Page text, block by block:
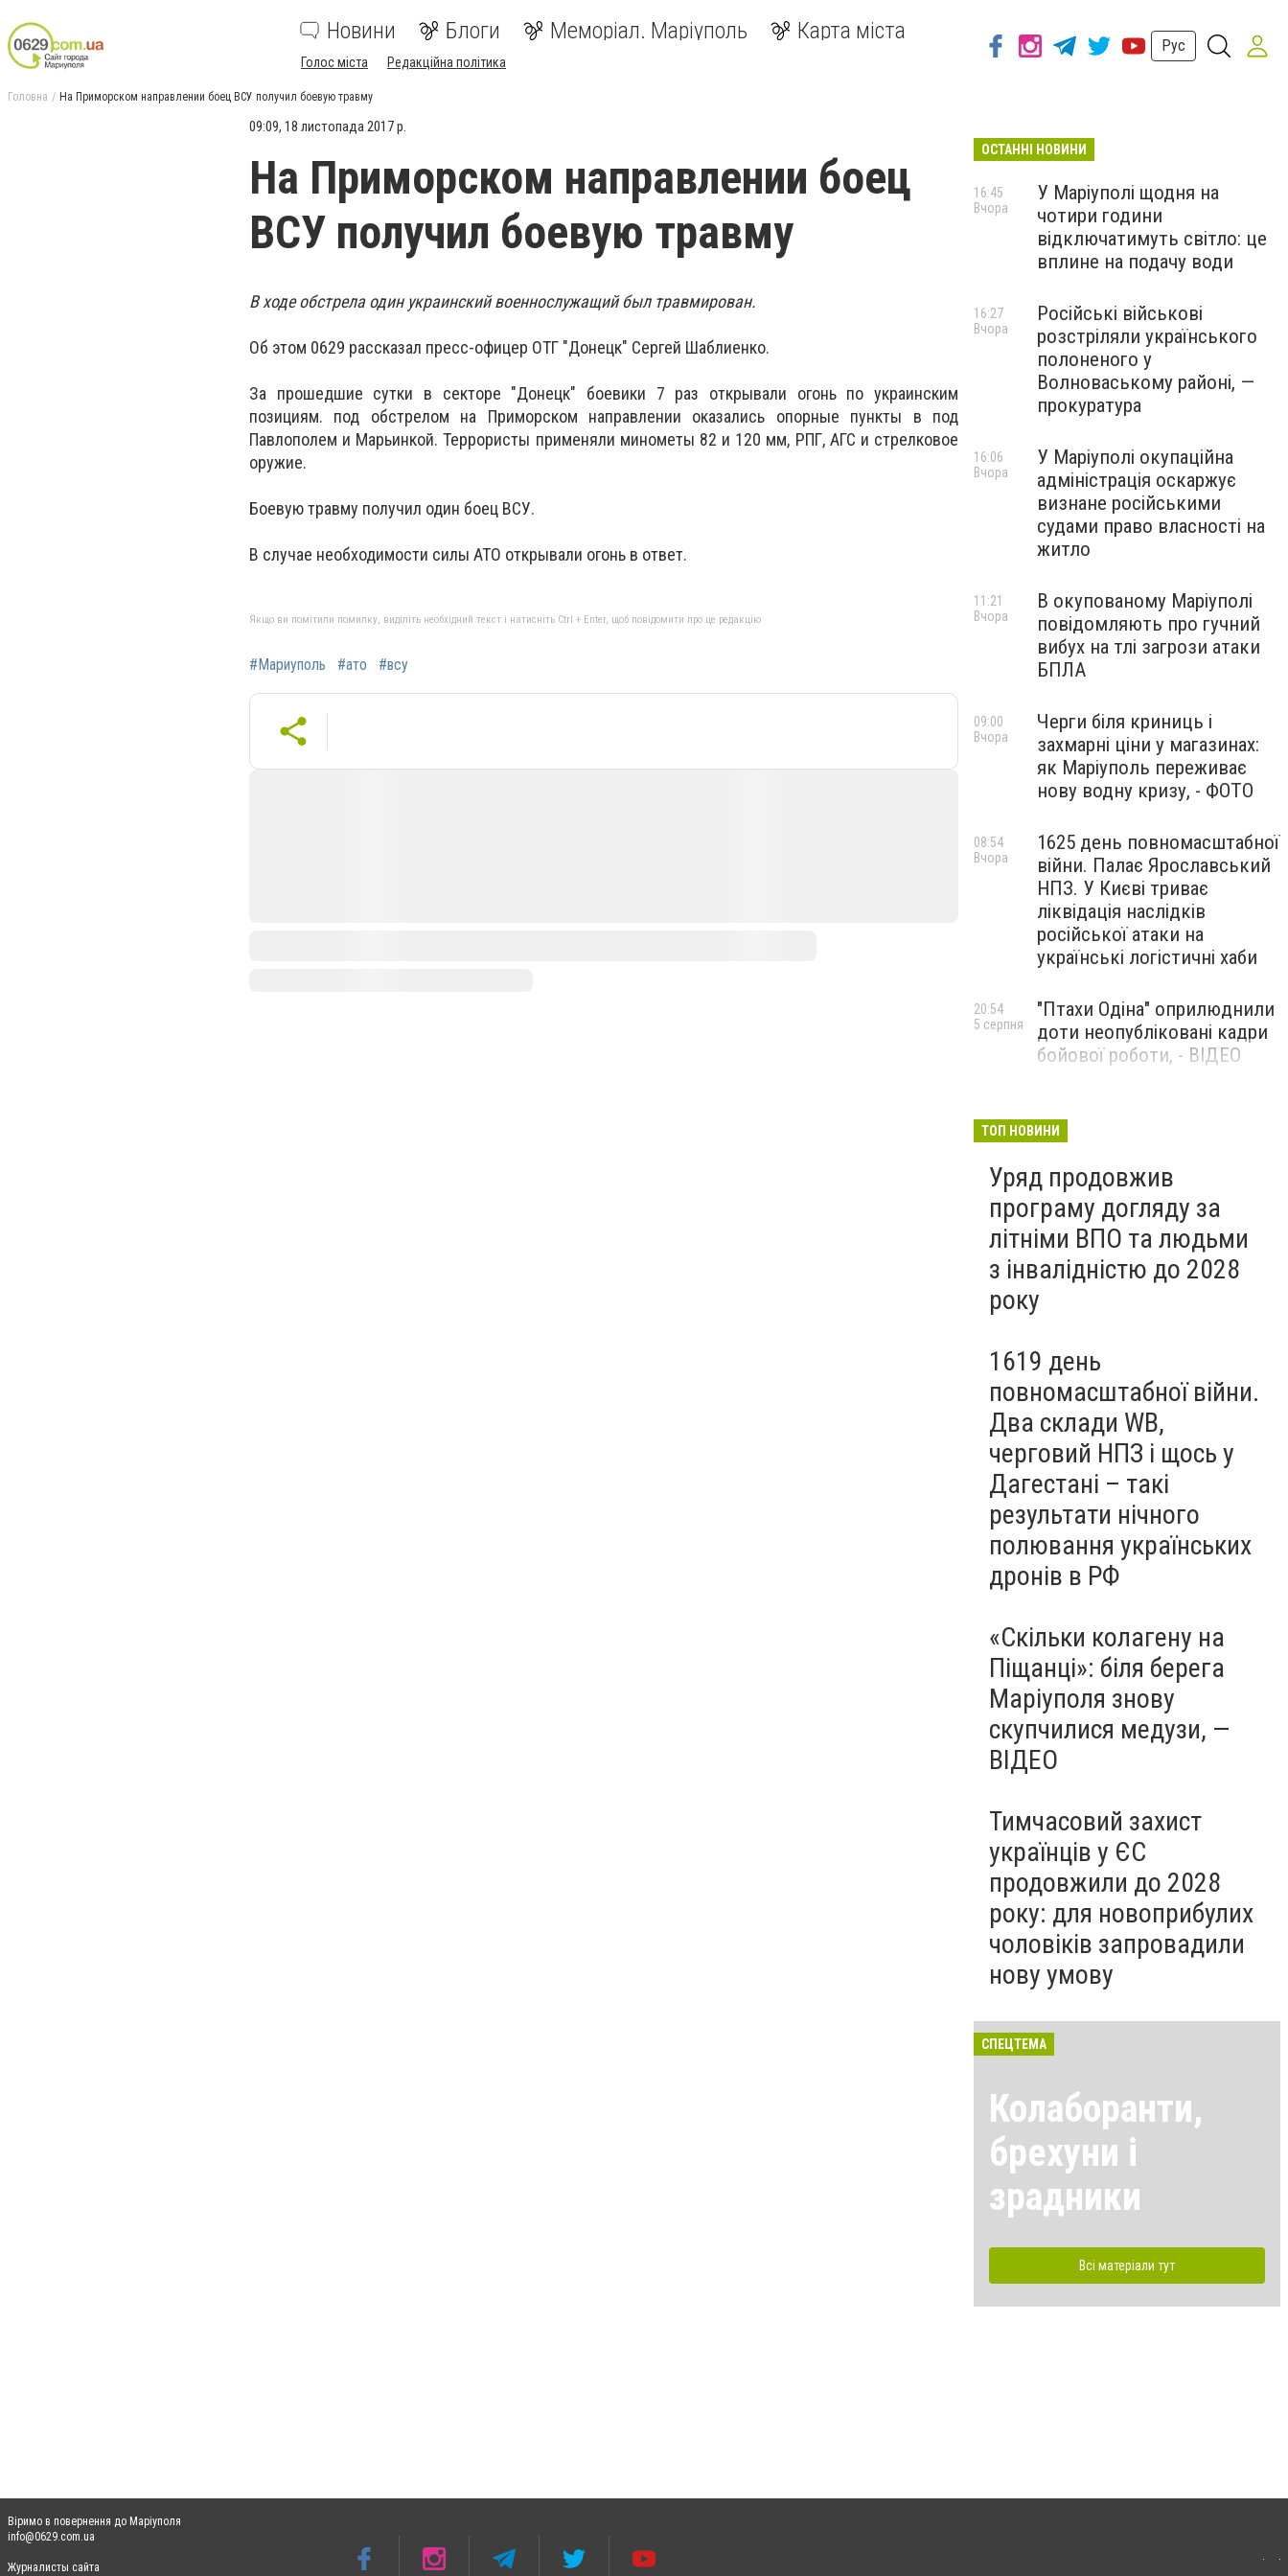
Новини Блоги Меморіал. Маріуполь Карта міста
Голос міста Редакційна політика
Рус
Головна На Приморском направлении боец ВСУ получил боевую травму
09:09, 18 листопада 2017 р.
На Приморском направлении боец
ВСУ получил боевую травму
В ходе обстрела один украинский военнослужащий был травмирован.
Об этом 0629 рассказал пресс-офицер ОТГ "Донецк" Сергей Шаблиенко.
За прошедшие сутки в секторе "Донецк" боевики 7 раз открывали огонь по украинским
позициям. под обстрелом на Приморском направлении оказались опорные пункты в под
Павлополем и Марьинкой. Террористы применяли минометы 82 и 120 мм, РПГ, АГС и стрелковое
оружие.
Боевую травму получил один боец ВСУ.
В случае необходимости силы АТО открывали огонь в ответ.
Якщо ви помітили помилку, виділіть необхідний текст і натисніть Ctrl + Enter, щоб повідомити про це редакцію
#Мариуполь #ато #всу
ОСТАННІ НОВИНИ
У Маріуполі щодня на
чотири години
відключатимуть світло: це
вплине на подачу води
16:45
Вчора
Російські військові
розстріляли українського
полоненого у
Волноваському районі, —
прокуратура
16:27
Вчора
У Маріуполі окупаційна
адміністрація оскаржує
визнане російськими
судами право власності на
житло
16:06
Вчора
В окупованому Маріуполі
повідомляють про гучний
вибух на тлі загрози атаки
БПЛА
11:21
Вчора
Черги біля криниць і
захмарні ціни у магазинах:
як Маріуполь переживає
нову водну кризу, - ФОТО
09:00
Вчора
1625 день повномасштабної
війни. Палає Ярославський
НПЗ. У Києві триває
ліквідація наслідків
російської атаки на
українські логістичні хаби
08:54
Вчора
"Птахи Одіна" оприлюднили
доти неопубліковані кадри
бойової роботи, - ВІДЕО
20:54
5 серпня
Бєдняков зіграє тата
новому українському
фільмі, - ФОТО
5 серпня
ТОП НОВИНИ
Уряд продовжив
програму догляду за
літніми ВПО та людьми
з інвалідністю до 2028
року
1619 день
повномасштабної війни.
Два склади WB,
черговий НПЗ і щось у
Дагестані – такі
результати нічного
полювання українських
дронів в РФ
«Скільки колагену на
Піщанці»: біля берега
Маріуполя знову
скупчилися медузи, —
ВІДЕО
Тимчасовий захист
українців у ЄС
продовжили до 2028
року: для новоприбулих
чоловіків запровадили
нову умову
СПЕЦТЕМА
Колаборанти,
брехуни і
зрадники
Всі матеріали тут
Віримо в повернення до Маріуполя
info@0629.com.ua
Журналисты сайта